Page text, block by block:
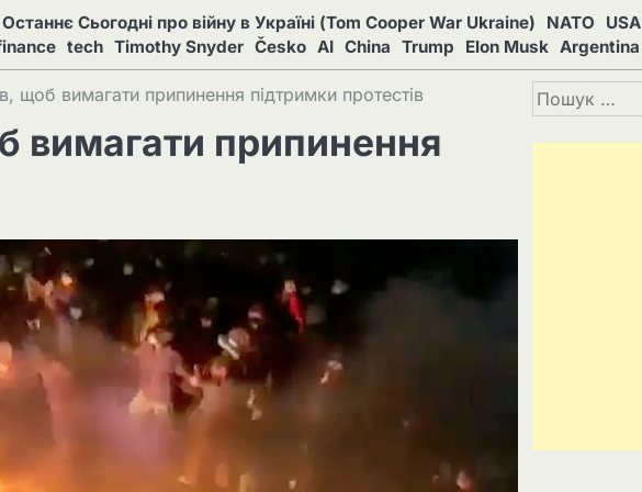
Сьогодні про війну в Україні (Tom Cooper War Ukraine) NATO
USA
tech Timothy Snyder Česko AI China Trump Elon Musk Argentina
щоб вимагати припинення підтримки протестів
вимагати припинення
Пошук: